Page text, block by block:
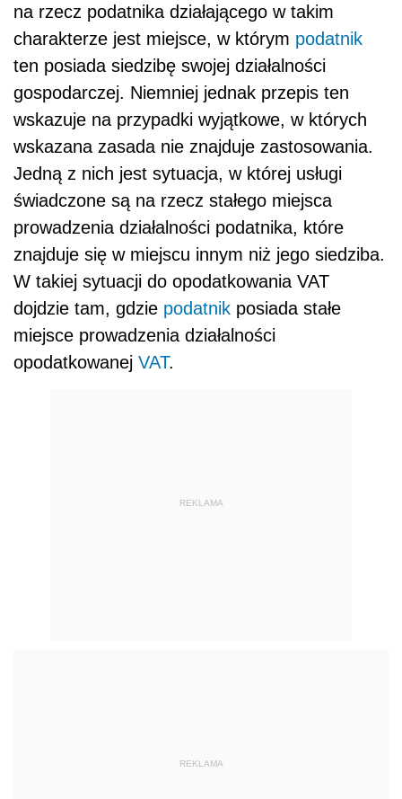
na rzecz podatnika działającego w takim
charakterze jest miejsce, w którym podatnik
ten posiada siedzibę swojej działalności
gospodarczej. Niemniej jednak przepis ten
wskazuje na przypadki wyjątkowe, w których
wskazana zasada nie znajduje zastosowania.
Jedną z nich jest sytuacja, w której usługi
świadczone są na rzecz stałego miejsca
prowadzenia działalności podatnika, które
znajduje się w miejscu innym niż jego siedziba.
W takiej sytuacji do opodatkowania VAT
dojdzie tam, gdzie podatnik posiada stałe
miejsce prowadzenia działalności
opodatkowanej VAT.
REKLAMA
REKLAMA